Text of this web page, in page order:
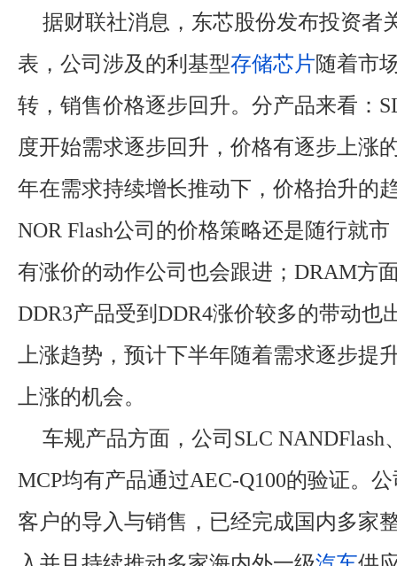
据财联社消息，东芯股份发布投资者
表，公司涉及的利基型存储芯片随着市
转，销售价格逐步回升。分产品来看：
度开始需求逐步回升，价格有逐步上涨
年在需求持续增长推动下，价格抬升的
NOR Flash公司的价格策略还是随行就
有涨价的动作公司也会跟进；DRAM方
DDR3产品受到DDR4涨价较多的带动也
上涨趋势，预计下半年随着需求逐步提
上涨的机会。
车规产品方面，公司SLC NANDFlash
MCP均有产品通过AEC-Q100的验证。
客户的导入与销售，已经完成国内多家